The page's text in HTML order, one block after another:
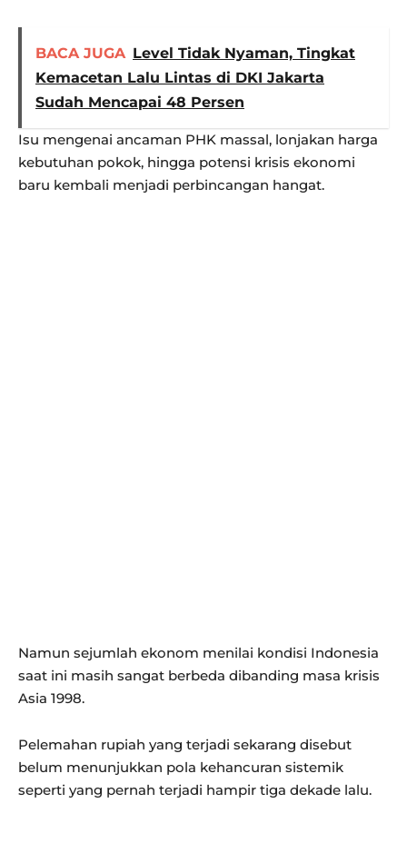
BACA JUGA Level Tidak Nyaman, Tingkat
Kemacetan Lalu Lintas di DKI Jakarta
Sudah Mencapai 48 Persen
Isu mengenai ancaman PHK massal, lonjakan harga
kebutuhan pokok, hingga potensi krisis ekonomi
baru kembali menjadi perbincangan hangat.
Namun sejumlah ekonom menilai kondisi Indonesia
saat ini masih sangat berbeda dibanding masa krisis
Asia 1998.
Pelemahan rupiah yang terjadi sekarang disebut
belum menunjukkan pola kehancuran sistemik
seperti yang pernah terjadi hampir tiga dekade lalu.